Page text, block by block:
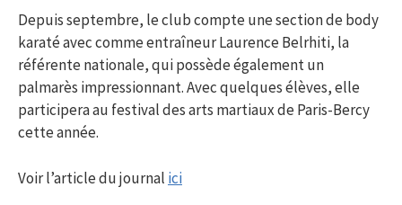
Depuis septembre, le club compte une section de body
karaté avec comme entraîneur Laurence Belrhiti, la
référente nationale, qui possède également un
palmarès impressionnant. Avec quelques élèves, elle
participera au festival des arts martiaux de Paris-Bercy
cette année.
Voir l’article du journal ici